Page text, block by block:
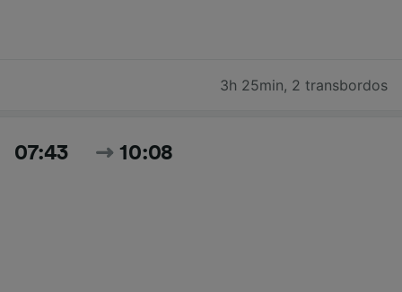
3h 25min, 2 transbordos
07:43 10:08